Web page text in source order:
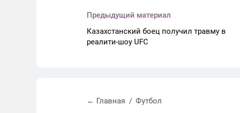
Предыдущий материал
Казахстанский боец получил травму в
реалити-шоу UFC
← Главная Футбол